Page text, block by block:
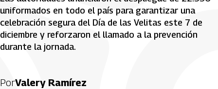
uniformados en todo el país para garantizar una
celebración segura del Día de las Velitas este 7 de
diciembre y reforzaron el llamado a la prevención
durante la jornada.
PorValery Ramírez